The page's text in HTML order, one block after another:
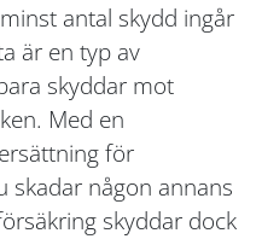
antal skydd ingår
är en typ av
skyddar mot
Med en
för
skadar någon annans
skyddar dock